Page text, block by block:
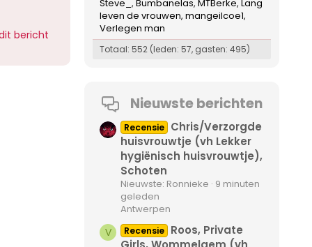
bericht
Steve_
Bumbanelas MTBerke Lang
leven de vrouwen mangeilcoe1
Verlegen man
Totaal: 552 (leden: 57, gasten: 495)
Nieuwste berichten
Recensie Chris/Verzorgde
huisvrouwtje (vh Lekker
hygiënisch huisvrouwtje),
Schoten
Nieuwste: Ronnieke 9 minuten
geleden
Antwerpen
V Recensie Roos, Private